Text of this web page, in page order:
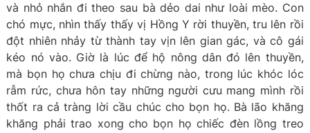
và nhỏ nhắn đi theo sau bà dẻo dai như loài mèo. Con
chó mực, nhìn thấy thấy vị Hồng Y rời thuyền, tru lên rồi
đột nhiên nhảy từ thành tay vịn lên gian gác, và cô gái
kéo nó vào. Giờ là lúc để hộ nông dân đó lên thuyền,
mà bọn họ chưa chịu đi chừng nào, trong lúc khóc lóc
rẫm rức, chưa hôn tay những người cưu mang mình rồi
thốt ra cả tràng lời cầu chúc cho bọn họ. Bà lão khăng
khăng phải trao xong cho bọn họ chiếc đèn lồng treo